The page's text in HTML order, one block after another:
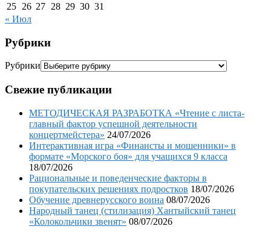
25 26 27 28 29 30 31
« Июл
Рубрики
Рубрики
Свежие публикации
МЕТОДИЧЕСКАЯ РАЗРАБОТКА «Чтение с листа-
главный фактор успешной деятельности
концертмейстера» 24/07/2026
Интерактивная игра «Финансты и мошенники» в
формате «Морского боя» для учащихся 9 класса
18/07/2026
Рациональные и поведенческие факторы в
покупательских решениях подростков 18/07/2026
Обучение древнерусского воина 08/07/2026
Народный танец (стилизация) Хантыйский танец
«Колокольчики звенят» 08/07/2026